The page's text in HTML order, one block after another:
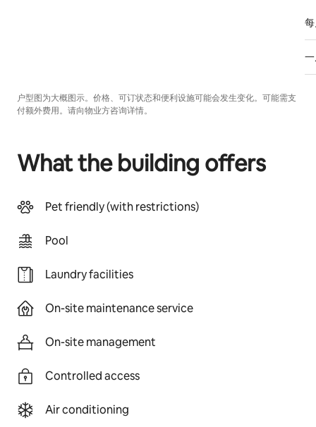
户型图为大概图示。价格、可订状态和便利设施可能会发生变化。可能需支
付额外费用。请向物业方咨询详情。
What the building offers
Pet friendly (with restrictions)
Pool
Laundry facilities
On-site maintenance service
On-site management
Controlled access
Air conditioning